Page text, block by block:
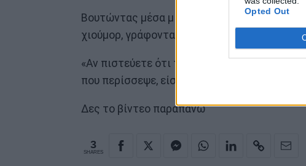
Opted Out
Βουτώντας μέσα μικρά κομμάτια σοκολάτας.
χιούμορ, γράφοντας:
«Αν πιστεύετε ότι το βραδινό μου είναι
που περίσσεψε, είστε φοβερά γελασμένοι και
Δες το βίντεο παραπάνω
3
SHARES